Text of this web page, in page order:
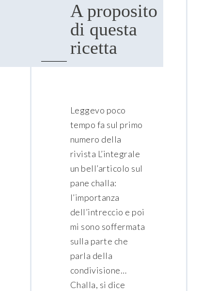
A proposito
di questa
ricetta
Leggevo poco
tempo fa sul primo
numero della
rivista L’integrale
un bell’articolo sul
pane challa:
l’importanza
dell’intreccio e poi
mi sono soffermata
sulla parte che
parla della
condivisione…
Challa, si dice